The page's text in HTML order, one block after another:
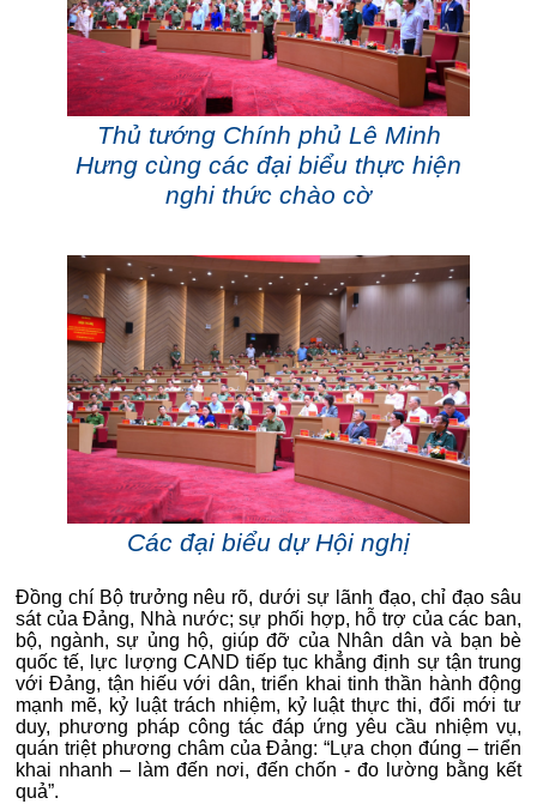
Thủ tướng Chính phủ Lê Minh
Hưng cùng các đại biểu thực hiện
nghi thức chào cờ
Các đại biểu dự Hội nghị
Đồng chí Bộ trưởng nêu rõ, dưới sự lãnh đạo, chỉ đạo sâu
sát của Đảng, Nhà nước; sự phối hợp, hỗ trợ của các ban,
bộ, ngành, sự ủng hộ, giúp đỡ của Nhân dân và bạn bè
quốc tế, lực lượng CAND tiếp tục khẳng định sự tận trung
với Đảng, tận hiếu với dân, triển khai tinh thần hành động
mạnh mẽ, kỷ luật trách nhiệm, kỷ luật thực thi, đổi mới tư
duy, phương pháp công tác đáp ứng yêu cầu nhiệm vụ,
quán triệt phương châm của Đảng: “Lựa chọn đúng – triển
khai nhanh – làm đến nơi, đến chốn - đo lường bằng kết
quả”.